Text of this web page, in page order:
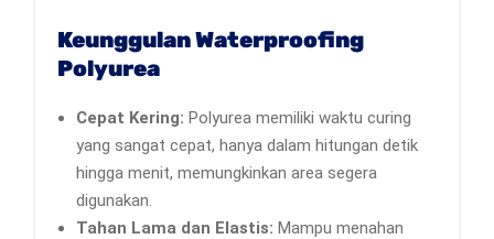
Keunggulan Waterproofing
Polyurea
Cepat Kering: Polyurea memiliki waktu curing
yang sangat cepat, hanya dalam hitungan detik
hingga menit, memungkinkan area segera
digunakan.
Tahan Lama dan Elastis: Mampu menahan